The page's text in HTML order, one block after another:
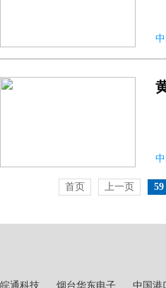
首页 上一页 59
皖通科技 烟台华东电子 中国港